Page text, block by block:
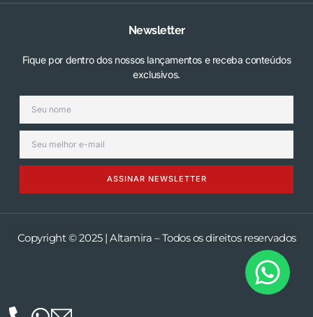
Newsletter
Fique por dentro dos nossos lançamentos e receba conteúdos
exclusivos.
ASSINAR NEWSLETTER
Copyright © 2025 | Altamira – Todos os direitos reservados